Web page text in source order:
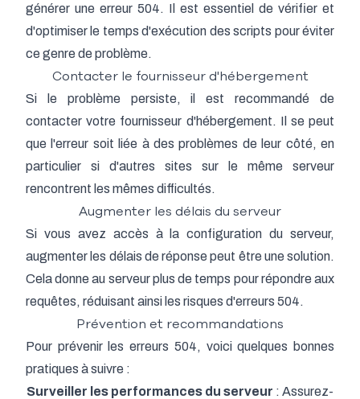
générer une erreur 504. Il est essentiel de vérifier et
d'optimiser le temps d'exécution des scripts pour éviter
ce genre de problème.
Contacter le fournisseur d'hébergement
Si le problème persiste, il est recommandé de
contacter votre fournisseur d'hébergement. Il se peut
que l'erreur soit liée à des problèmes de leur côté, en
particulier si d'autres sites sur le même serveur
rencontrent les mêmes difficultés.
Augmenter les délais du serveur
Si vous avez accès à la configuration du serveur,
augmenter les délais de réponse peut être une solution.
Cela donne au serveur plus de temps pour répondre aux
requêtes, réduisant ainsi les risques d'erreurs 504.
Prévention et recommandations
Pour prévenir les erreurs 504, voici quelques bonnes
pratiques à suivre :
Surveiller les performances du serveur : Assurez-